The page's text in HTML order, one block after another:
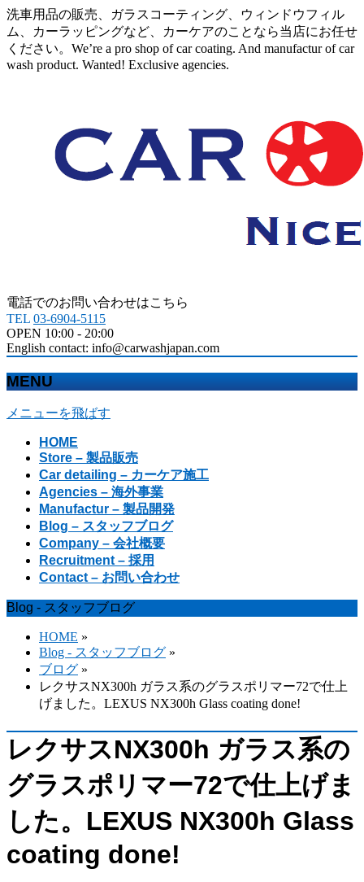
洗車用品の販売、ガラスコーティング、ウィンドウフィル
ム、カーラッピングなど、カーケアのことなら当店にお任せ
ください。We’re a pro shop of car coating. And manufactur of car
wash product. Wanted! Exclusive agencies.
電話でのお問い合わせはこちら
TEL 03-6904-5115
OPEN 10:00 - 20:00
English contact: info@carwashjapan.com
MENU
メニューを飛ばす
HOME
Store – 製品販売
Car detailing – カーケア施工
Agencies – 海外事業
Manufactur – 製品開発
Blog – スタッフブログ
Company – 会社概要
Recruitment – 採用
Contact – お問い合わせ
Blog - スタッフブログ
HOME »
Blog - スタッフブログ »
ブログ »
レクサスNX300h ガラス系のグラスポリマー72で仕上
げました。LEXUS NX300h Glass coating done!
レクサスNX300h ガラス系の
グラスポリマー72で仕上げま
した。LEXUS NX300h Glass
coating done!